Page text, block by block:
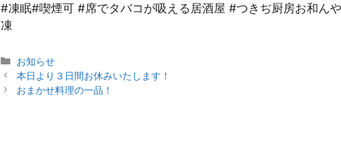
#凍眠#喫煙可 #席でタバコが吸える居酒屋 #つきぢ厨房お和ん
凍
お知らせ
本日より３日間お休みいたします！
おまかせ料理の一品！